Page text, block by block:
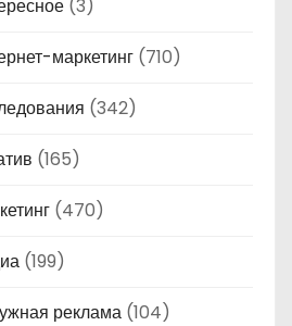
(3)
маркетинг (710)
(342)
(165)
(470)
(199)
реклама (104)